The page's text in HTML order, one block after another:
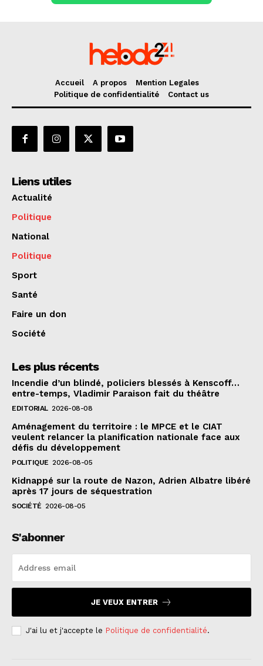
Accueil A propos
Mention Legales
Politique de confidentialité
Contact us
Liens utiles
Actualité
Politique
National
Politique
Sport
Santé
Faire un don
Société
Les plus récents
Incendie d’un blindé, policiers blessés à Kenscoff…
entre-temps, Vladimir Paraison fait du théâtre
EDITORIAL 2026-08-08
Aménagement du territoire : le MPCE et le CIAT
veulent relancer la planification nationale face aux
défis du développement
POLITIQUE 2026-08-05
Kidnappé sur la route de Nazon, Adrien Albatre libéré
après 17 jours de séquestration
SOCIÉTÉ 2026-08-05
S'abonner
JE VEUX ENTRER
J'ai lu et j'accepte le Politique de confidentialité.